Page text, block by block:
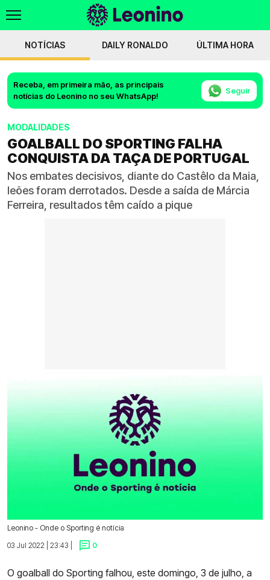
NOTÍCIAS DAILY RONALDO ÚLTIMA HORA
Receba, em primeira mão, as principais
notícias do Leonino no seu WhatsApp!
Seguir
MODALIDADES
GOALBALL DO SPORTING FALHA
CONQUISTA DA TAÇA DE PORTUGAL
Nos embates decisivos, diante do Castêlo da Maia,
leões foram derrotados. Desde a saída de Márcia
Ferreira, resultados têm caído a pique
Leonino - Onde o Sporting é notícia
03 Jul 2022 | 23:43 |
0
O goalball do Sporting falhou, este domingo, 3 de julho, a